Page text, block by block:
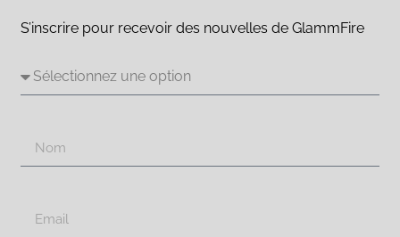
S’inscrire pour recevoir des nouvelles de GlammFire